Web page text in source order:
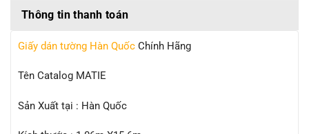
Thông tin thanh toán
Giấy dán tường Hàn Quốc Chính Hãng
Tên Catalog MATIE
Sản Xuất tại : Hàn Quốc